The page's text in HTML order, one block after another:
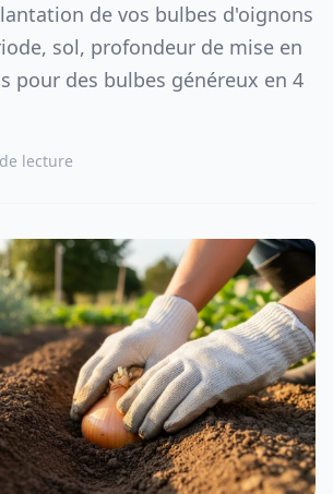
de vos bulbes d'oignons
sol, profondeur de mise en
pour des bulbes généreux en 4
lecture